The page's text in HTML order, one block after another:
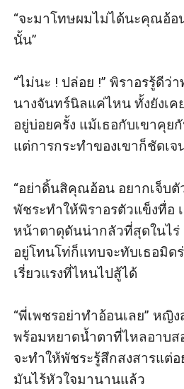
“จะมาโทษผมไม่ได้นะคุณอ้อ
นั้น”
“ไม่นะ ! ปล่อย !” พิราอรรู้ดีว่
นางจันทร์นิลแค่ไหน ทั้งยังเค
อยู่บ่อยครั้ง แม้เธอกับเขาคุย
แต่การกระทำของเขาก็ชัดเจ
“อย่าดิ้นสิคุณอ้อน อยากเจ็บตั
พัชระทำให้พิราอรตัวแข็งทื่อ
หน้าตาดุดันน่ากลัวที่สุดในไร่
อยู่โทนโท่ก็แทบจะทับเธอมิดร่
เรี่ยวแรงที่ไหนไปสู้ได้
“พี่เพชรอย่าทำอ้อนเลย” หญิ
พร้อมหยาดน้ำตาที่ไหลอาบส
จะทำให้พัชระรู้สึกสงสารแต่อ
มันไร้หัวใจมานานแล้ว